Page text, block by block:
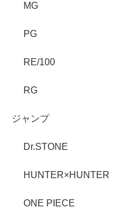
MG
PG
RE/100
RG
ジャンプ
Dr.STONE
HUNTER×HUNTER
ONE PIECE